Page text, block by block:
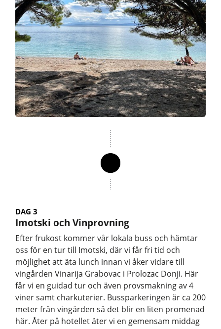
DAG 3
Imotski och Vinprovning
Efter frukost kommer vår lokala buss och hämtar
oss för en tur till Imotski, där vi får fri tid och
möjlighet att äta lunch innan vi åker vidare till
vingården Vinarija Grabovac i Prolozac Donji. Här
får vi en guidad tur och även provsmakning av 4
viner samt charkuterier. Bussparkeringen är ca 200
meter från vingården så det blir en liten promenad
här. Åter på hotellet äter vi en gemensam middag